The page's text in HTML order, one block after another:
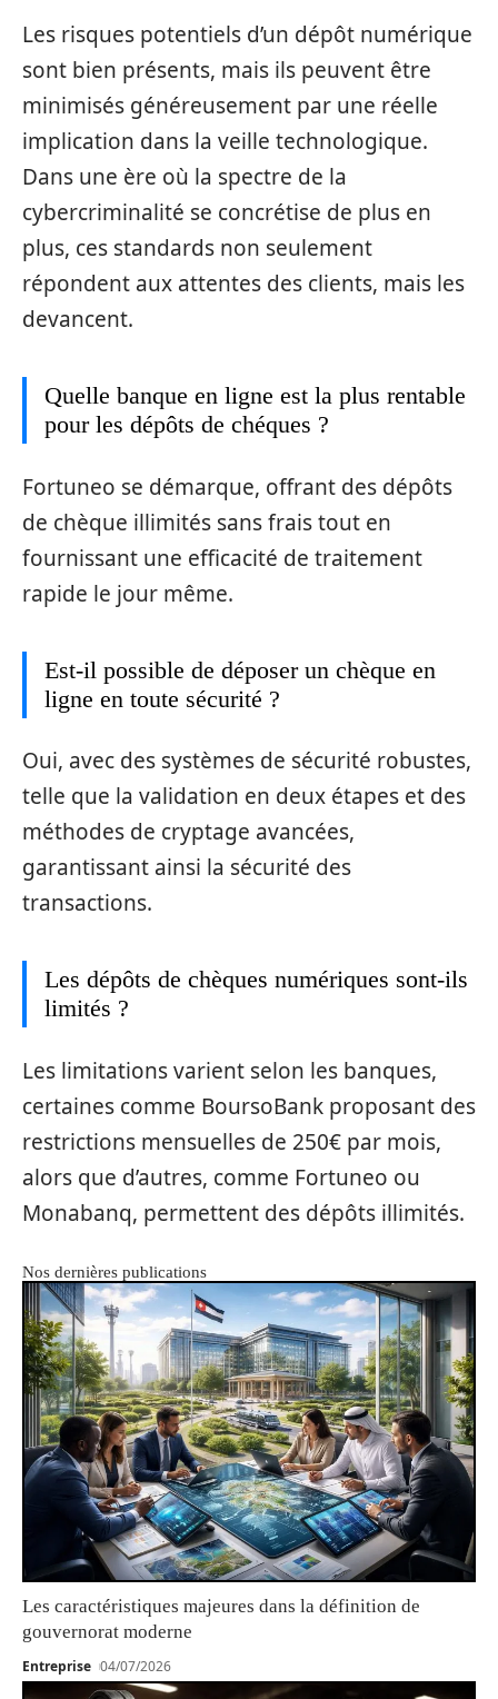
Les risques potentiels d’un dépôt numérique
sont bien présents, mais ils peuvent être
minimisés généreusement par une réelle
implication dans la veille technologique.
Dans une ère où la spectre de la
cybercriminalité se concrétise de plus en
plus, ces standards non seulement
répondent aux attentes des clients, mais les
devancent.
Quelle banque en ligne est la plus rentable
pour les dépôts de chéques ?
Fortuneo se démarque, offrant des dépôts
de chèque illimités sans frais tout en
fournissant une efficacité de traitement
rapide le jour même.
Est-il possible de déposer un chèque en
ligne en toute sécurité ?
Oui, avec des systèmes de sécurité robustes,
telle que la validation en deux étapes et des
méthodes de cryptage avancées,
garantissant ainsi la sécurité des
transactions.
Les dépôts de chèques numériques sont-ils
limités ?
Les limitations varient selon les banques,
certaines comme BoursoBank proposant des
restrictions mensuelles de 250€ par mois,
alors que d’autres, comme Fortuneo ou
Monabanq, permettent des dépôts illimités.
Nos dernières publications
Les caractéristiques majeures dans la définition de
gouvernorat moderne
Entreprise 04/07/2026